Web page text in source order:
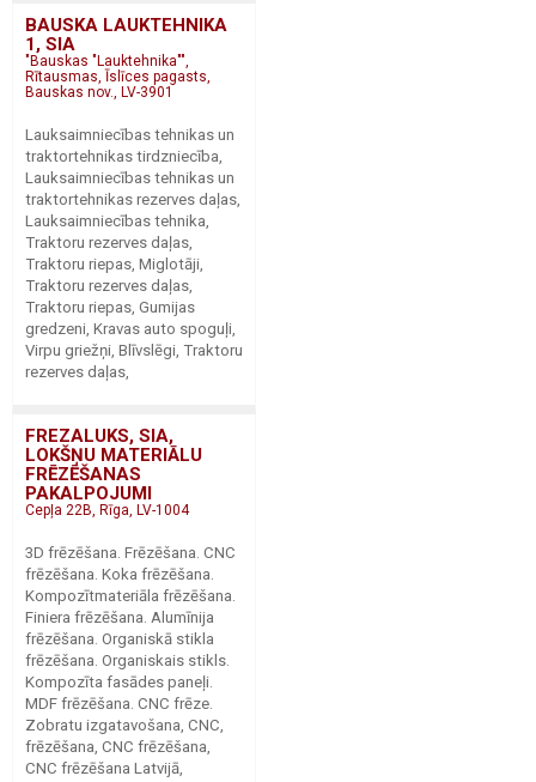
BAUSKA LAUKTEHNIKA
1, SIA
"Bauskas "Lauktehnika"",
Rītausmas, Īslīces pagasts,
Bauskas nov., LV-3901
Lauksaimniecības tehnikas un
traktortehnikas tirdzniecība,
Lauksaimniecības tehnikas un
traktortehnikas rezerves daļas,
Lauksaimniecības tehnika,
Traktoru rezerves daļas,
Traktoru riepas, Miglotāji,
Traktoru rezerves daļas,
Traktoru riepas, Gumijas
gredzeni, Kravas auto spoguļi,
Virpu griežņi, Blīvslēgi, Traktoru
rezerves daļas,
FREZALUKS, SIA,
LOKŠŅU MATERIĀLU
FRĒZĒŠANAS
PAKALPOJUMI
Cepļa 22B, Rīga, LV-1004
3D frēzēšana. Frēzēšana. CNC
frēzēšana. Koka frēzēšana.
Kompozītmateriāla frēzēšana.
Finiera frēzēšana. Alumīnija
frēzēšana. Organiskā stikla
frēzēšana. Organiskais stikls.
Kompozīta fasādes paneļi.
MDF frēzēšana. CNC frēze.
Zobratu izgatavošana, CNC,
frēzēšana, CNC frēzēšana,
CNC frēzēšana Latvijā,